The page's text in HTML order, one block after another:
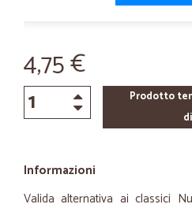
4,75 €
Prodotto
Informazioni
Valida alternativa ai classici